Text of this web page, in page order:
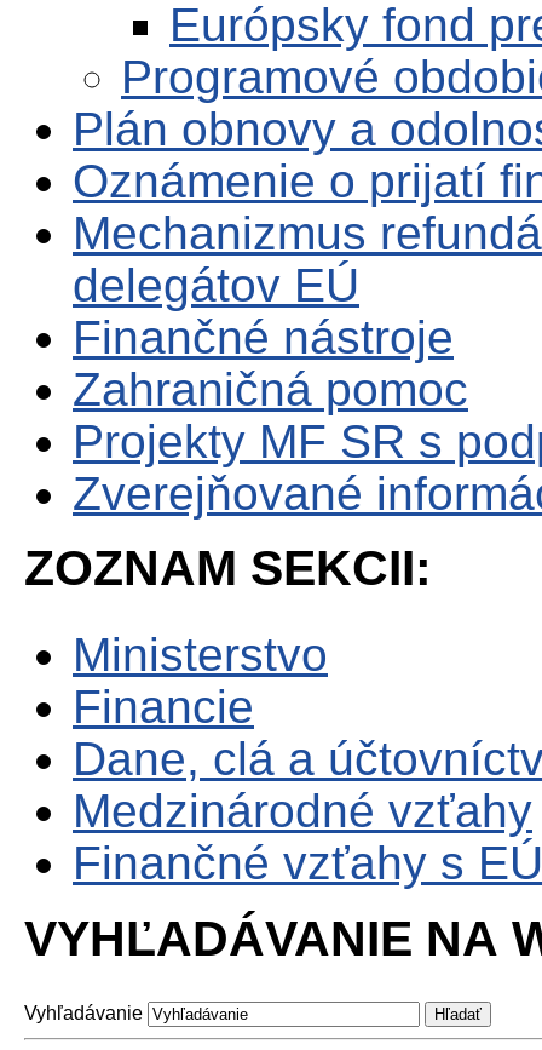
Európsky fond
Programové
Plán obnovy a
Oznámenie o prijatí
Mechanizmus
delegátov EÚ
Finančné nástroje
Zahraničná pomoc
Projekty MF SR s
Zverejňované
ZOZNAM SEKCII:
Ministerstvo
Financie
Dane, clá a
Medzinárodné vzťahy
Finančné vzťahy s EÚ
VYHĽADÁVANIE NA
Vyhľadávanie